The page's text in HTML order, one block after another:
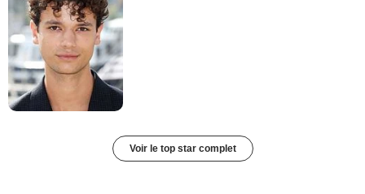
Voir le top star complet